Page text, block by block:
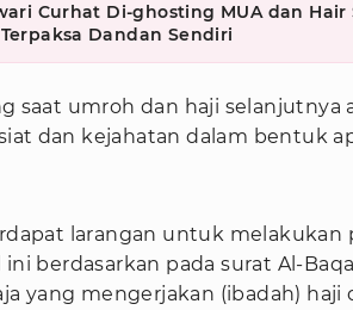
Curhat Di-ghosting MUA dan Hair
Dandan Sendiri
saat umroh dan haji selanjutnya
dan kejahatan dalam bentuk
larangan untuk melakukan
berdasarkan pada surat Al-
yang mengerjakan (ibadah)